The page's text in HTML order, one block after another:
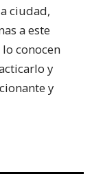
ciudad,
a este
conocen
y
y